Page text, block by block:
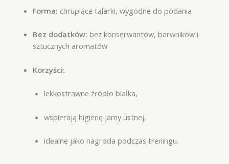
Forma: chrupiące talarki, wygodne do podania
Bez dodatków: bez konserwantów, barwników i
sztucznych aromatów
Korzyści:
lekkostrawne źródło białka,
wspierają higienę jamy ustnej,
idealne jako nagroda podczas treningu.